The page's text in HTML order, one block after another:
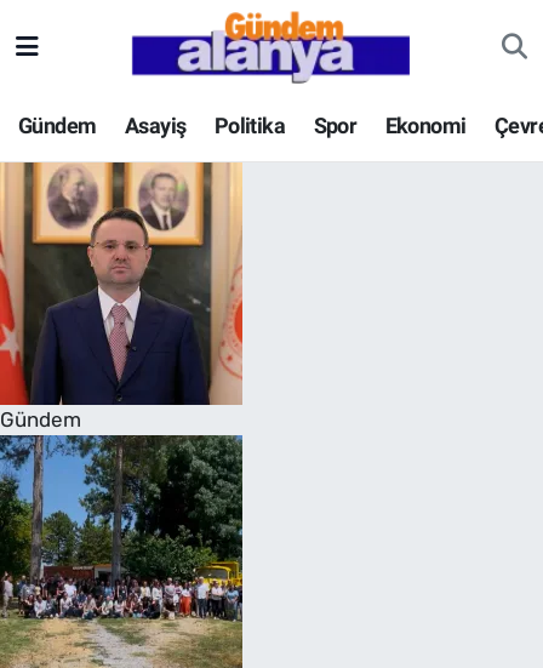
Gündem Asayiş Politika Spor Ekonomi
Gündem